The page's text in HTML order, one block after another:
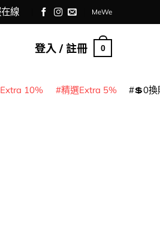
線 MeWe
登入 / 註冊 0
10% 精選Extra 5% 💲0換